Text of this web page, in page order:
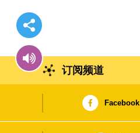
订阅频道
Facebook